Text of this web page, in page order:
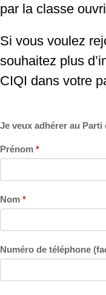
par la classe
Si vous voulez
souhaitez plus
CIQI dans votre
Je veux adhérer au
Prénom
Nom
Numéro de téléphone